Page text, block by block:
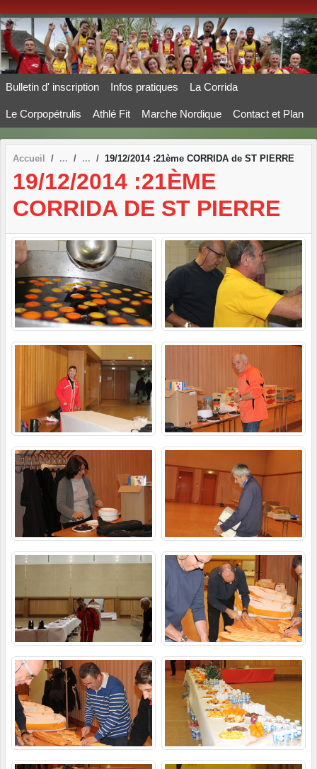
Bulletin d' inscription Infos pratiques La Corrida
Le Corpopétrulis Athlé Fit Marche Nordique Contact et Plan
Accueil 19/12/2014 :21ème CORRIDA de ST PIERRE
19/12/2014 :21ÈME
CORRIDA DE ST PIERRE